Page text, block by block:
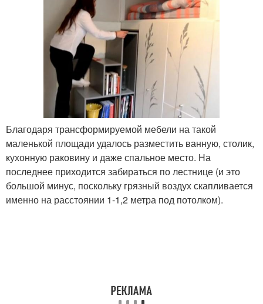
Благодаря трансформируемой мебели на такой
маленькой площади удалось разместить ванную, столик,
кухонную раковину и даже спальное место. На
последнее приходится забираться по лестнице (и это
большой минус, поскольку грязный воздух скапливается
именно на расстоянии 1-1,2 метра под потолком).